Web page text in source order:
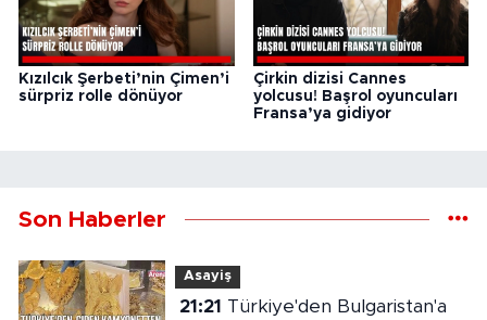
Kızılcık Şerbeti’nin Çimen’i
sürpriz rolle dönüyor
Çirkin dizisi Cannes
yolcusu! Başrol oyuncuları
Fransa’ya gidiyor
Son Haberler
Asayiş
21:21